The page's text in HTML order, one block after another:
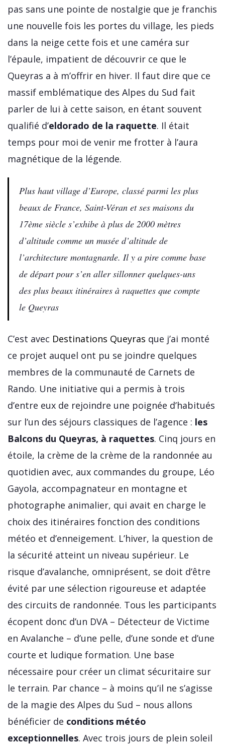
pas sans une pointe de nostalgie que je franchis
une nouvelle fois les portes du village, les pieds
dans la neige cette fois et une caméra sur
l’épaule, impatient de découvrir ce que le
Queyras a à m’offrir en hiver. Il faut dire que ce
massif emblématique des Alpes du Sud fait
parler de lui à cette saison, en étant souvent
qualifié d’eldorado de la raquette. Il était
temps pour moi de venir me frotter à l’aura
magnétique de la légende.
Plus haut village d’Europe, classé parmi les plus
beaux de France, Saint-Véran et ses maisons du
17ème siècle s’exhibe à plus de 2000 mètres
d’altitude comme un musée d’altitude de
l’architecture montagnarde. Il y a pire comme base
de départ pour s’en aller sillonner quelques-uns
des plus beaux itinéraires à raquettes que compte
le Queyras
C’est avec Destinations Queyras que j’ai monté
ce projet auquel ont pu se joindre quelques
membres de la communauté de Carnets de
Rando. Une initiative qui a permis à trois
d’entre eux de rejoindre une poignée d’habitués
sur l’un des séjours classiques de l’agence : les
Balcons du Queyras, à raquettes. Cinq jours en
étoile, la crème de la crème de la randonnée au
quotidien avec, aux commandes du groupe, Léo
Gayola, accompagnateur en montagne et
photographe animalier, qui avait en charge le
choix des itinéraires fonction des conditions
météo et d’enneigement. L’hiver, la question de
la sécurité atteint un niveau supérieur. Le
risque d’avalanche, omniprésent, se doit d’être
évité par une sélection rigoureuse et adaptée
des circuits de randonnée. Tous les participants
écopent donc d’un DVA – Détecteur de Victime
en Avalanche – d’une pelle, d’une sonde et d’une
courte et ludique formation. Une base
nécessaire pour créer un climat sécuritaire sur
le terrain. Par chance – à moins qu’il ne s’agisse
de la magie des Alpes du Sud – nous allons
bénéficier de conditions météo
exceptionnelles. Avec trois jours de plein soleil